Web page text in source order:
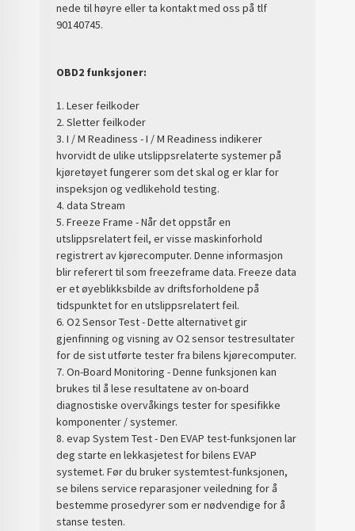
nede til høyre eller ta kontakt med oss på tlf
90140745.
OBD2 funksjoner:
1. Leser feilkoder
2. Sletter feilkoder
3. I / M Readiness - I / M Readiness indikerer
hvorvidt de ulike utslippsrelaterte systemer på
kjøretøyet fungerer som det skal og er klar for
inspeksjon og vedlikehold testing.
4. data Stream
5. Freeze Frame - Når det oppstår en
utslippsrelatert feil, er visse maskinforhold
registrert av kjørecomputer. Denne informasjon
blir referert til som freezeframe data. Freeze data
er et øyeblikksbilde av driftsforholdene på
tidspunktet for en utslippsrelatert feil.
6. O2 Sensor Test - Dette alternativet gir
gjenfinning og visning av O2 sensor testresultater
for de sist utførte tester fra bilens kjørecomputer.
7. On-Board Monitoring - Denne funksjonen kan
brukes til å lese resultatene av on-board
diagnostiske overvåkings tester for spesifikke
komponenter / systemer.
8. evap System Test - Den EVAP test-funksjonen lar
deg starte en lekkasjetest for bilens EVAP
systemet. Før du bruker systemtest-funksjonen,
se bilens service reparasjoner veiledning for å
bestemme prosedyrer som er nødvendige for å
stanse testen.